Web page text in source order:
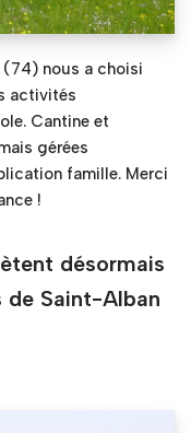
(74) nous a choisi
activités
Cantine et
gérées
famille. Merci
!
désormais
de Saint-Alban